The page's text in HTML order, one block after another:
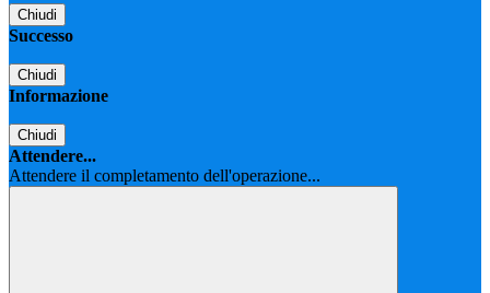
Chiudi
Successo
Chiudi
Informazione
Chiudi
Attendere...
Attendere il completamento dell'operazione...